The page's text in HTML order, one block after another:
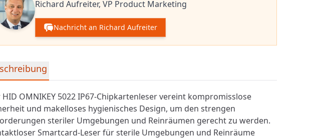
Richard Aufreiter, VP Product Marketing
Nachricht an Richard Aufreiter
Produktinformationen
HID OMNIKEY 5022 IP67-Chipkartenleser vereint kompromisslose
und makelloses hygienisches Design, um den strengen
steriler Umgebungen und Reinräumen gerecht zu werden.
Smartcard-Leser für sterile Umgebungen und Reinräume